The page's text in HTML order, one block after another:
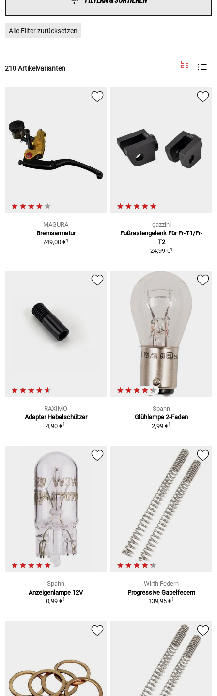
Alle Filter zurücksetzen
210 Artikelvarianten
MAGURA
Bremsarmatur
749,00 €1
gazzini
Fußrastengelenk Für Fr-T1/Fr-
T2
24,99 €1
RAXIMO
Adapter Hebelschützer
4,90 €1
Spahn
Glühlampe 2-Faden
2,99 €1
Spahn
Anzeigenlampe 12V
0,99 €1
Wirth Federn
Progressive Gabelfedern
139,95 €1